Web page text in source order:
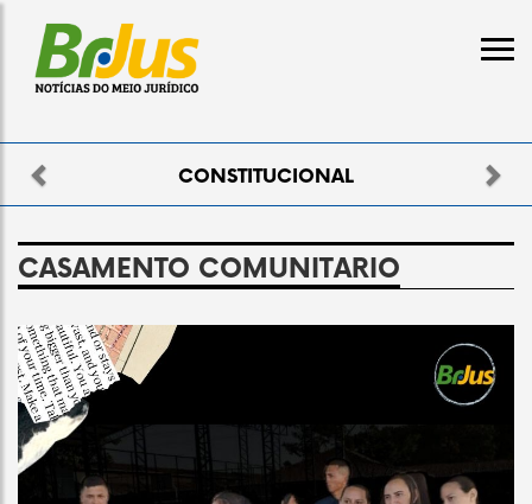
CONSTITUCIONAL
Previous
CASAMENTO COMUNITARIO